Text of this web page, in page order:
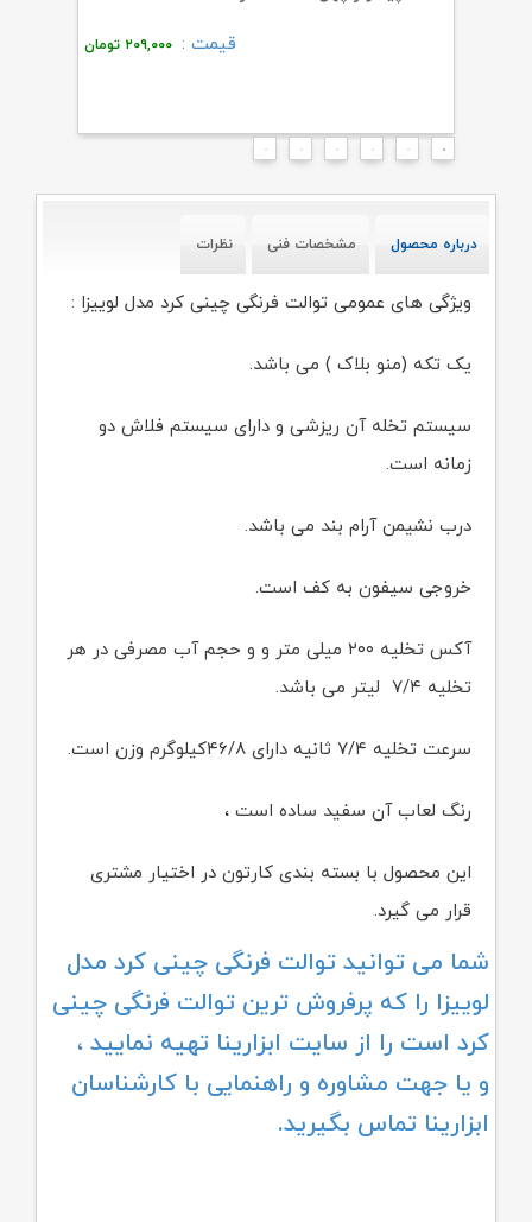
قیمت : ۲۰۹,۰۰۰ تومان
درباره محصول مشخصات فنی نظرات
ویژگی های عمومی توالت فرنگی چینی کرد مدل لوییزا :
یک تکه (منو بلاک ) می باشد.
سیستم تخله آن ریزشی و دارای سیستم فلاش دو
زمانه است.
درب نشیمن آرام بند می باشد.
خروجی سیفون به کف است.
آکس تخلیه ۲۰۰ میلی متر و و حجم آب مصرفی در هر
تخلیه ۷/۴ لیتر می باشد.
سرعت تخلیه ۷/۴ ثانیه دارای ۴۶/۸کیلوگرم وزن است.
رنگ لعاب آن سفید ساده است ،
این محصول با بسته بندی کارتون در اختیار مشتری
قرار می گیرد.
شما می توانید توالت فرنگی چینی کرد مدل
لوییزا را که پرفروش ترین توالت فرنگی چینی
کرد است را از سایت ابزارینا تهیه نمایید ،
و یا جهت مشاوره و راهنمایی با کارشناسان
ابزارینا تماس بگیرید.